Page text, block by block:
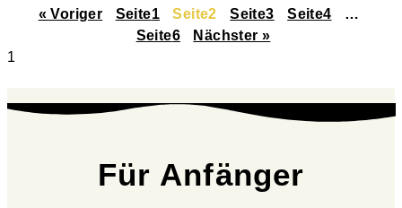
« Voriger Seite1 Seite2 Seite3 Seite4
…
Seite6 Nächster »
Für Anfänger